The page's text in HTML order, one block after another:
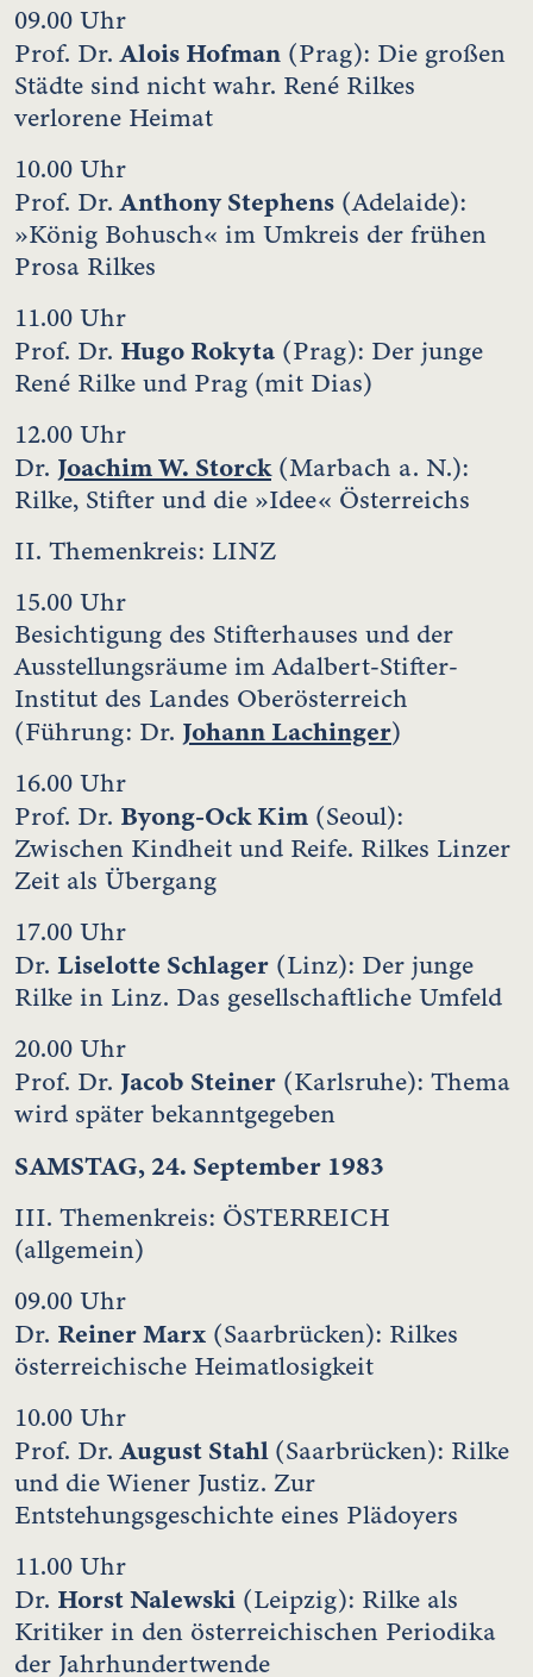
09.00 Uhr
Prof. Dr.Alois Hofman (Prag): Die großen
Städte sind nicht wahr. René Rilkes
verlorene Heimat
10.00 Uhr
Prof. Dr.Anthony Stephens (Adelaide):
»König Bohusch« im Umkreis der frühen
Prosa Rilkes
11.00 Uhr
Prof. Dr. Hugo Rokyta (Prag): Der junge
René Rilke und Prag (mit Dias)
12.00 Uhr
Dr. Joachim W. Storck(Marbach a. N.):
Rilke, Stifter und die »Idee« Österreichs
II. Themenkreis: LINZ
15.00 Uhr
Besichtigung des Stifterhauses und der
Ausstellungsräume im Adalbert-Stifter-
Institut des Landes Oberösterreich
(Führung: Dr. Johann Lachinger)
16.00 Uhr
Prof. Dr. Byong-Ock Kim (Seoul):
Zwischen Kindheit und Reife. Rilkes Linzer
Zeit als Übergang
17.00 Uhr
Dr. Liselotte Schlager (Linz): Der junge
Rilke in Linz. Das gesellschaftliche Umfeld
20.00 Uhr
Prof. Dr. Jacob Steiner (Karlsruhe): Thema
wird später bekanntgegeben
SAMSTAG, 24. September 1983
III. Themenkreis: ÖSTERREICH
(allgemein)
09.00 Uhr
Dr. Reiner Marx (Saarbrücken): Rilkes
österreichische Heimatlosigkeit
10.00 Uhr
Prof. Dr.August Stahl (Saarbrücken): Rilke
und die Wiener Justiz. Zur
Entstehungsgeschichte eines Plädoyers
11.00 Uhr
Dr. Horst Nalewski (Leipzig): Rilke als
Kritiker in den österreichischen Periodika
der Jahrhundertwende